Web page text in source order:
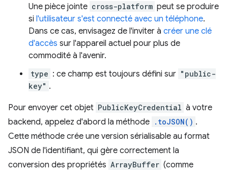
Une pièce jointe cross-platform peut se produire
si l'utilisateur s'est connecté avec un téléphone.
Dans ce cas, envisagez de l'inviter à créer une clé
d'accès sur l'appareil actuel pour plus de
commodité à l'avenir.
type : ce champ est toujours défini sur "public-
key" .
Pour envoyer cet objet PublicKeyCredential à votre
backend, appelez d'abord la méthode .toJSON() .
Cette méthode crée une version sérialisable au format
JSON de l'identifiant, qui gère correctement la
conversion des propriétés ArrayBuffer (comme